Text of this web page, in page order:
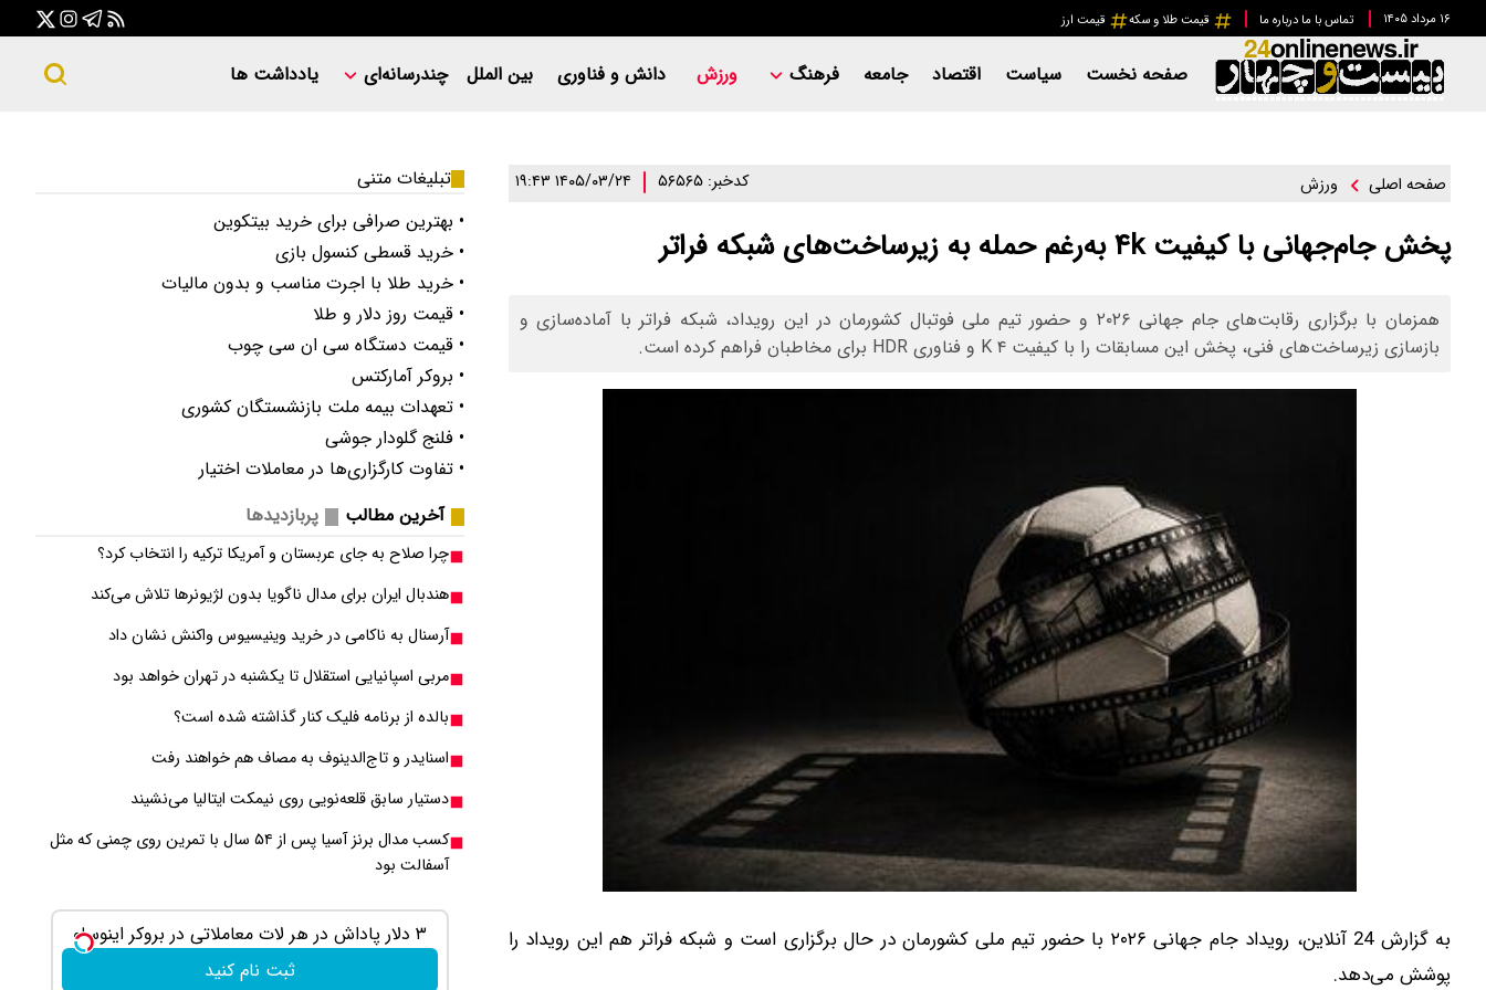
۱۶ مرداد ۱۴۰۵ تماس با ما درباره ما قیمت طلا و سکه قیمت ارز
صفحه نخست سیاست اقتصاد جامعه فرهنگ ورزش دانش و فناوری بین الملل چندرسانه‌ای یادداشت ها
صفحه اصلی ورزش کدخبر: ۵۶۵۶۵ ۱۴۰۵/۰۳/۲۴ ۱۹:۴۳
پخش جام‌جهانی با کیفیت ۴k به‌رغم حمله به زیرساخت‌های شبکه فراتر
همزمان با برگزاری رقابت‌های جام جهانی ۲۰۲۶ و حضور تیم ملی فوتبال کشورمان در این رویداد، شبکه فراتر با آماده‌سازی و
بازسازی زیرساخت‌های فنی، پخش این مسابقات را با کیفیت ۴ K و فناوری HDR برای مخاطبان فراهم کرده است.
به گزارش 24 آنلاین، رویداد جام جهانی ۲۰۲۶ با حضور تیم ملی کشورمان در حال برگزاری است و شبکه فراتر هم این رویداد را
پوشش می‌دهد.
تبلیغات متنی
• بهترین صرافی برای خرید بیتکوین
• خرید قسطی کنسول بازی
• خرید طلا با اجرت مناسب و بدون مالیات
• قیمت روز دلار و طلا
• قیمت دستگاه سی ان سی چوب
• بروکر آمارکتس
• تعهدات بیمه ملت بازنشستگان کشوری
• فلنج گلودار جوشی
• تفاوت کارگزاری‌ها در معاملات اختیار
آخرین مطالب
پربازدیدها
چرا صلاح به جای عربستان و آمریکا ترکیه را انتخاب کرد؟
هندبال ایران برای مدال ناگویا بدون لژیونرها تلاش می‎‌کند
آرسنال به ناکامی در خرید وینیسیوس واکنش نشان داد
مربی اسپانیایی استقلال تا یکشنبه در تهران خواهد بود
بالده از برنامه فلیک کنار گذاشته شده است؟
اسنایدر و تاج‌الدینوف به مصاف هم خواهند رفت
دستیار سابق قلعه‌نویی روی نیمکت ایتالیا می‌نشیند
کسب مدال برنز آسیا پس از ۵۴ سال با تمرین روی چمنی که مثل
آسفالت بود
۳ دلار پاداش در هر لات معاملاتی در بروکر اینوسلو
ثبت نام کنید